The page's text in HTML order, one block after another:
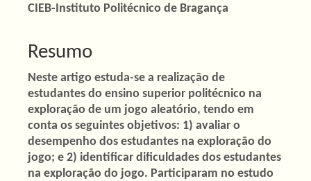
CIEB-Instituto Politécnico de Bragança
Resumo
Neste artigo estuda-se a realização de
estudantes do ensino superior politécnico na
exploração de um jogo aleatório, tendo em
conta os seguintes objetivos: 1) avaliar o
desempenho dos estudantes na exploração do
jogo; e 2) identificar dificuldades dos estudantes
na exploração do jogo. Participaram no estudo